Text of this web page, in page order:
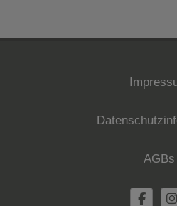
AGBs